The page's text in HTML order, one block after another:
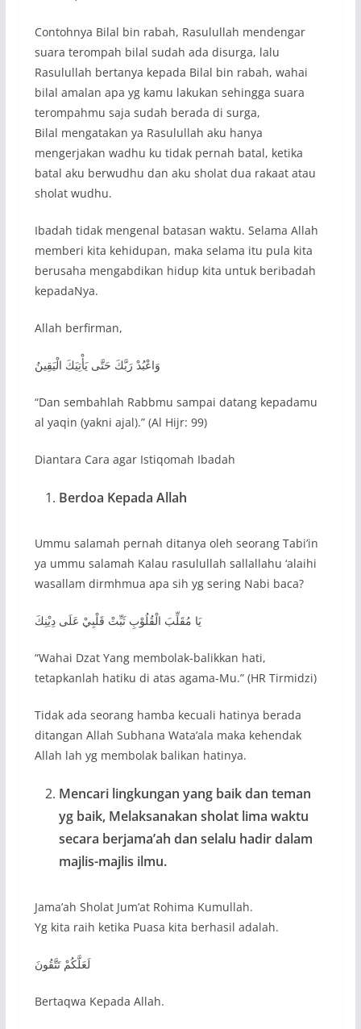
Contohnya Bilal bin rabah, Rasulullah mendengar
suara terompah bilal sudah ada disurga, lalu
Rasulullah bertanya kepada Bilal bin rabah, wahai
bilal amalan apa yg kamu lakukan sehingga suara
terompahmu saja sudah berada di surga,
Bilal mengatakan ya Rasulullah aku hanya
mengerjakan wadhu ku tidak pernah batal, ketika
batal aku berwudhu dan aku sholat dua rakaat atau
sholat wudhu.
Ibadah tidak mengenal batasan waktu. Selama Allah
memberi kita kehidupan, maka selama itu pula kita
berusaha mengabdikan hidup kita untuk beribadah
kepadaNya.
Allah berfirman,
وَاعْبُدْ رَبَّكَ حَتَّى يَأْتِيَكَ الْيَقِينُ
“Dan sembahlah Rabbmu sampai datang kepadamu
al yaqin (yakni ajal).” (Al Hijr: 99)
Diantara Cara agar Istiqomah Ibadah
Berdoa Kepada Allah
Ummu salamah pernah ditanya oleh seorang Tabi’in
ya ummu salamah Kalau rasulullah sallallahu ‘alaihi
wasallam dirmhmua apa sih yg sering Nabi baca?
يَا مُقَلِّبَ الْقُلُوْبِ ثَبِّتْ قَلْبِيْ عَلَى دِيْنِكَ
“Wahai Dzat Yang membolak-balikkan hati,
tetapkanlah hatiku di atas agama-Mu.” (HR Tirmidzi)
Tidak ada seorang hamba kecuali hatinya berada
ditangan Allah Subhana Wata’ala maka kehendak
Allah lah yg membolak balikan hatinya.
Mencari lingkungan yang baik dan teman
yg baik, Melaksanakan sholat lima waktu
secara berjama’ah dan selalu hadir dalam
majlis-majlis ilmu.
Jama’ah Sholat Jum’at Rohima Kumullah.
Yg kita raih ketika Puasa kita berhasil adalah.
لَعَلَّكُمْ تَتَّقُونَ
Bertaqwa Kepada Allah.